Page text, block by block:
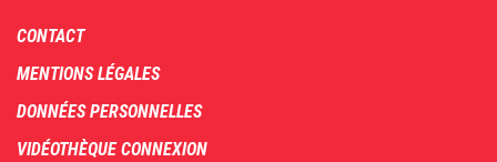
Footer
menu
CONTACT
MENTIONS LÉGALES
DONNÉES PERSONNELLES
VIDÉOTHÈQUE CONNEXION